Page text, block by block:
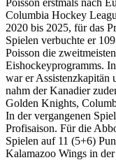
Columbia Hockey
2020 bis 2025, für das
Spielen verbuchte er
Poisson die
Eishockeyprogramms.
war er Assistenzkapitän
nahm der Kanadier
Golden Knights,
In der vergangenen
Profisaison. Für die
Spielen auf 11 (5+6)
Kalamazoo Wings in